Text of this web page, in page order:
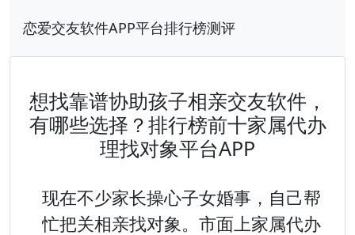
恋爱交友软件APP平台排行榜测评
想找靠谱协助孩子相亲交友软件，
有哪些选择？排行榜前十家属代办
理找对象平台APP
现在不少家长操心子女婚事，自己帮
忙把关相亲找对象。市面上家属代办